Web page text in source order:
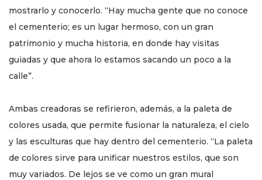
mostrarlo y conocerlo. “Hay mucha gente que no conoce
el cementerio; es un lugar hermoso, con un gran
patrimonio y mucha historia, en donde hay visitas
guiadas y que ahora lo estamos sacando un poco a la
calle”.
Ambas creadoras se refirieron, además, a la paleta de
colores usada, que permite fusionar la naturaleza, el cielo
y las esculturas que hay dentro del cementerio. “La paleta
de colores sirve para unificar nuestros estilos, que son
muy variados. De lejos se ve como un gran mural